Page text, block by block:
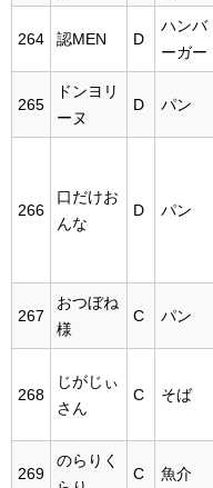
264 認MEN D
ハンバ
ーガー
265
ドンヨリ
ーヌ
D パン
266
口だけお
んな
D パン
267
おつぼね
様
C パン
268
じがじぃ
さん
C そば
269
のらりく
C 魚介